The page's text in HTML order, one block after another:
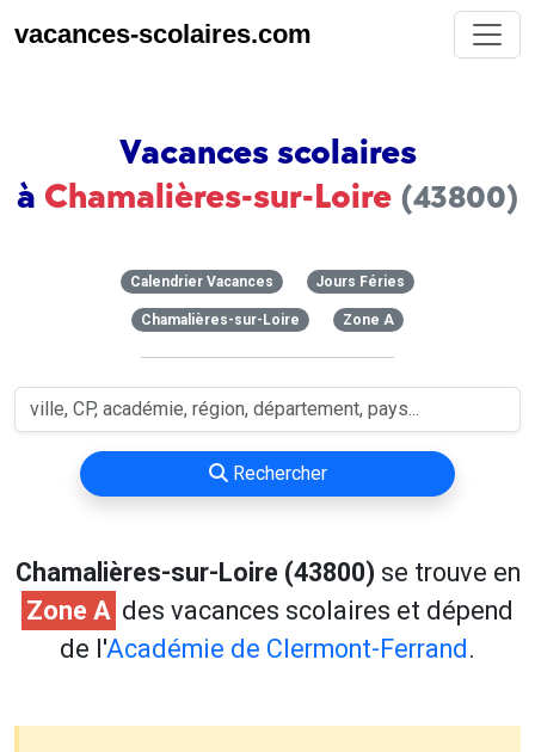
vacances-scolaires.com
Vacances scolaires
à Chamalières-sur-Loire (43800)
Calendrier Vacances Jours Féries
Chamalières-sur-Loire Zone A
Rechercher
Chamalières-sur-Loire (43800) se trouve en
Zone A des vacances scolaires et dépend
de l'Académie de Clermont-Ferrand.